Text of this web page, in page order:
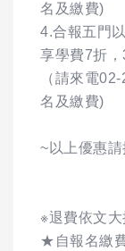
名及繳費)
4.合報五門
享學費7折
（請來電
名及繳費)
~以上優惠
※退費依文大
★自報名繳